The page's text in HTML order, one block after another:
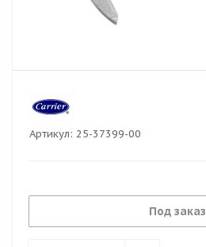
Артикул: 25-37399-00
Под заказ